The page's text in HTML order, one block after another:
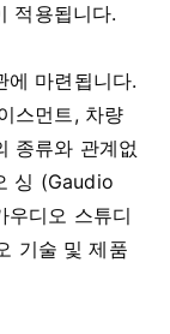
적용됩니다.
에 마련됩니다.
스먼트, 차량
종류와 관계없
싱 (Gaudio
디오 스튜디
기술 및 제품